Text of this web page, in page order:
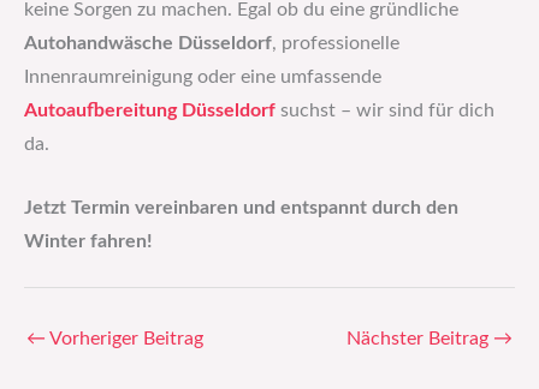
keine Sorgen zu machen. Egal ob du eine gründliche
Autohandwäsche Düsseldorf, professionelle
Innenraumreinigung oder eine umfassende
Autoaufbereitung Düsseldorf suchst – wir sind für dich
da.
Jetzt Termin vereinbaren und entspannt durch den
Winter fahren!
← Vorheriger Beitrag Nächster Beitrag →